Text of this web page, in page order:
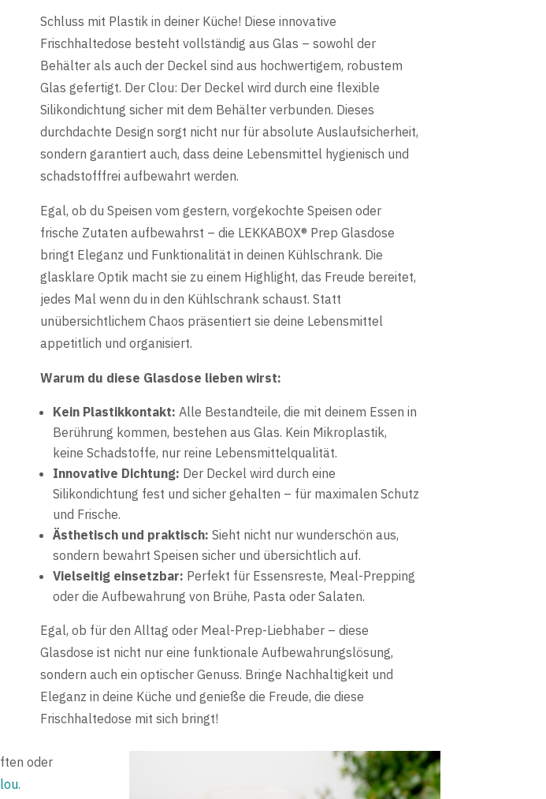
Schluss mit Plastik in deiner Küche! Diese innovative
Frischhaltedose besteht vollständig aus Glas – sowohl der
Behälter als auch der Deckel sind aus hochwertigem, robustem
Glas gefertigt. Der Clou: Der Deckel wird durch eine flexible
Silikondichtung sicher mit dem Behälter verbunden. Dieses
durchdachte Design sorgt nicht nur für absolute Auslaufsicherheit,
sondern garantiert auch, dass deine Lebensmittel hygienisch und
schadstofffrei aufbewahrt werden.
Egal, ob du Speisen vom gestern, vorgekochte Speisen oder
frische Zutaten aufbewahrst – die LEKKABOX® Prep Glasdose
bringt Eleganz und Funktionalität in deinen Kühlschrank. Die
glasklare Optik macht sie zu einem Highlight, das Freude bereitet,
jedes Mal wenn du in den Kühlschrank schaust. Statt
unübersichtlichem Chaos präsentiert sie deine Lebensmittel
appetitlich und organisiert.
Warum du diese Glasdose lieben wirst:
Kein Plastikkontakt: Alle Bestandteile, die mit deinem Essen in
Berührung kommen, bestehen aus Glas. Kein Mikroplastik,
keine Schadstoffe, nur reine Lebensmittelqualität.
Innovative Dichtung: Der Deckel wird durch eine
Silikondichtung fest und sicher gehalten – für maximalen Schutz
und Frische.
Ästhetisch und praktisch: Sieht nicht nur wunderschön aus,
sondern bewahrt Speisen sicher und übersichtlich auf.
Vielseitig einsetzbar: Perfekt für Essensreste, Meal-Prepping
oder die Aufbewahrung von Brühe, Pasta oder Salaten.
Egal, ob für den Alltag oder Meal-Prep-Liebhaber – diese
Glasdose ist nicht nur eine funktionale Aufbewahrungslösung,
sondern auch ein optischer Genuss. Bringe Nachhaltigkeit und
Eleganz in deine Küche und genieße die Freude, die diese
Frischhaltedose mit sich bringt!
oder